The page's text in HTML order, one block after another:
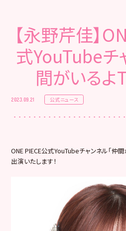
【永野芹佳】
式YouTubeチ
間がいるよ
2023.09.21 公式ニュース
ONE PIECE公式YouTubeチャンネル「仲間
出演いたします！